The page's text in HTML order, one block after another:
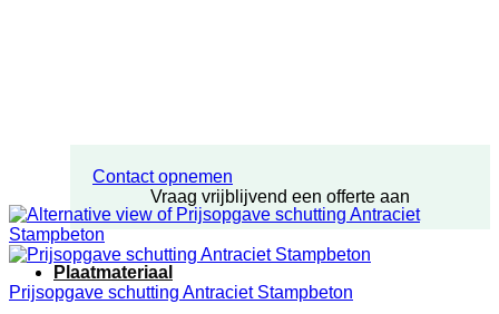
Contact opnemen
Vraag vrijblijvend een offerte aan
Plaatmateriaal
Prijsopgave schutting Antraciet Stampbeton